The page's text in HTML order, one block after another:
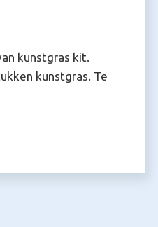
kunstgras kit.
kunstgras. Te